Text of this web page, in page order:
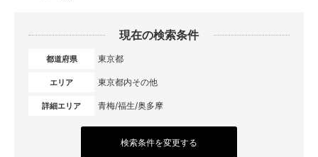
現在の検索条件
都道府県 東京都
エリア 東京都内その他
詳細エリア 青梅/福生/奥多摩
検索条件を変更する